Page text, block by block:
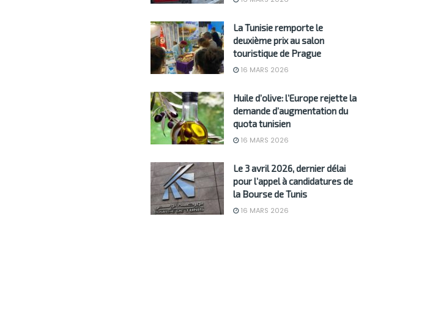
La Tunisie remporte le
deuxième prix au salon
touristique de Prague
16 MARS 2026
Huile d’olive: l’Europe rejette la
demande d’augmentation du
quota tunisien
16 MARS 2026
Le 3 avril 2026, dernier délai
pour l’appel à candidatures de
la Bourse de Tunis
16 MARS 2026